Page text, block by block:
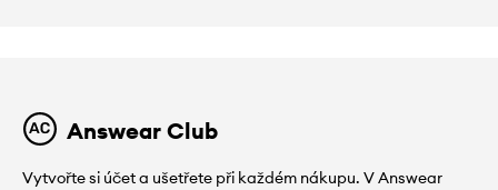
Answear Club
Vytvořte si účet a ušetřete při každém nákupu. V Answear